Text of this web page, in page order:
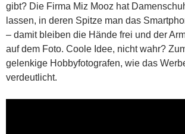
gibt? Die Firma Miz Mooz hat
lassen, in deren Spitze man das
– damit bleiben die Hände frei und der
auf dem Foto. Coole Idee, nicht wahr?
gelenkige Hobbyfotografen, wie das
verdeutlicht.